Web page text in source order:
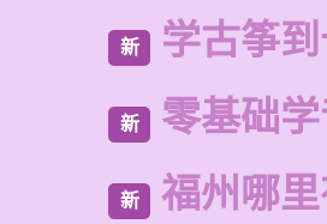
新 学古筝
新 零基础
新 福州哪